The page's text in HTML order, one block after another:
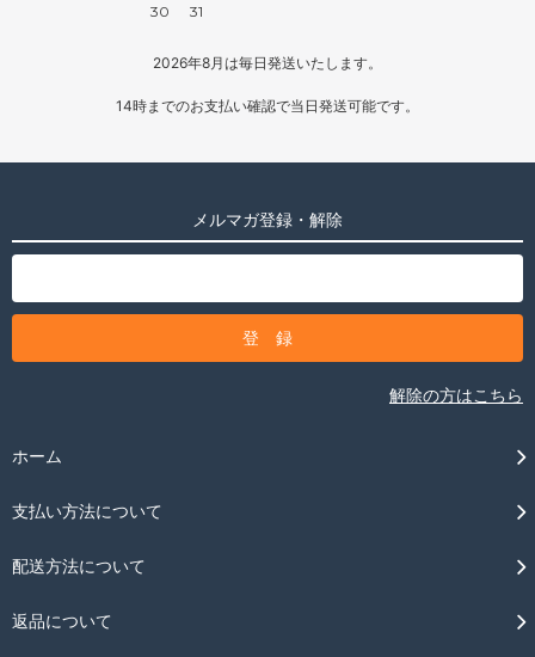
30
31
2026年8月は毎日発送いたします。
14時までのお支払い確認で当日発送可能です。
メルマガ登録・解除
解除の方はこちら
ホーム
支払い方法について
配送方法について
返品について